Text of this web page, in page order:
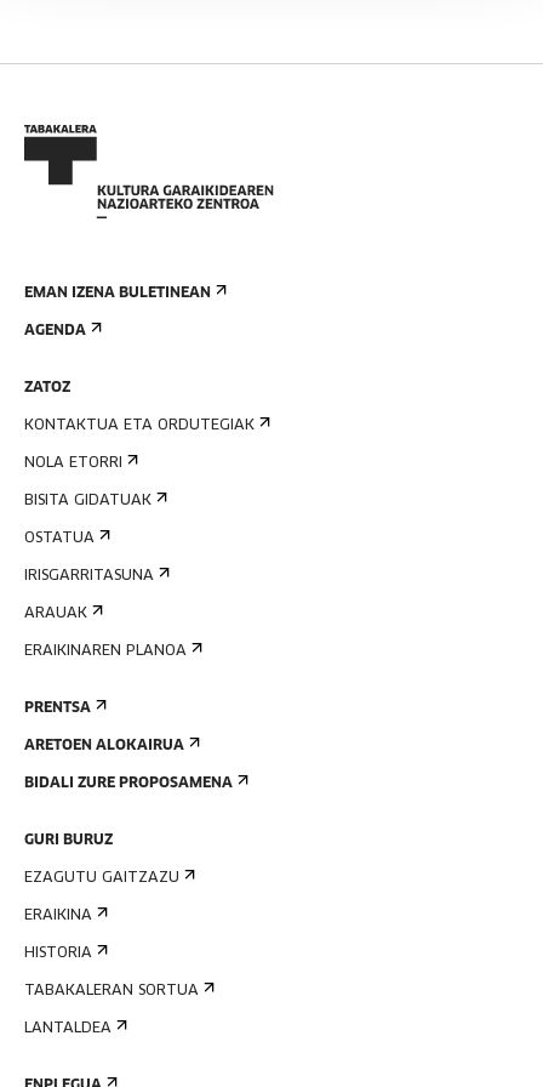
EMAN IZENA BULETINEAN
AGENDA
ZATOZ
KONTAKTUA ETA ORDUTEGIAK
NOLA ETORRI
BISITA GIDATUAK
OSTATUA
IRISGARRITASUNA
ARAUAK
ERAIKINAREN PLANOA
PRENTSA
ARETOEN ALOKAIRUA
BIDALI ZURE PROPOSAMENA
GURI BURUZ
EZAGUTU GAITZAZU
ERAIKINA
HISTORIA
TABAKALERAN SORTUA
LANTALDEA